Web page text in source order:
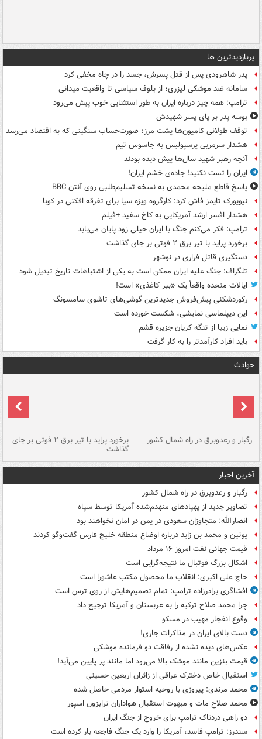
پربازدیدترین ها
پدر شاهرودی پس از قتل پسرش، جسد را در چاه مخفی کرد
سامانه ضد موشکی لیزری؛ از بلوف سیاسی تا واقعیت میدانی
ترامپ: همه چیز درباره ایران به طور استثنایی خوب پیش می‌رود
بوسه‌ پدر بر پای پسر شهیدش
توقف طولانی کامیون‌ها پشت مرز؛ صورت‌حساب سنگینی که به اقتصاد می‌رسد
هشدار سرمربی پرسپولیس به جاسوس تیم
آنچه رهبر شهید سال‌ها پیش دیده بودند
ایران را تست نکنید! جاده‌ی خشم ایران!
پاسخ قاطع ملیحه محمدی به نسخه تسلیم‌طلبی روی آنتن BBC
نیویورک تایمز فاش کرد: کارگروه ویژه سیا برای تفرقه افکنی در کوبا
هشدار افسر ارشد آمریکایی به کاخ سفید +فیلم
ترامپ: فکر می‌کنم جنگ با ایران خیلی زود پایان می‌یابد
برخورد پراید با تیر برق ۲ فوتی بر جای گذاشت
دستگیری قاتل فراری در نوشهر
تلگراف: جنگ علیه ایران ممکن است به یکی از اشتباهات تاریخ تبدیل شود
ایالات متحده واقعاً یک «ببر کاغذی» است!
رکوردشکنی پیش‌فروش جدیدترین گوشی‌های تاشوی سامسونگ
این دیپلماسی نمایشی، شکست خورده است
نمایی زیبا از تنگه کریان جزیره قشم
باید افراد کارآمدتر را به کار گرفت
حوادث
رگبار و رعدوبرق در راه شمال کشور برخورد پراید با تیر برق ۲ فوتی بر جای
گذاشت
آخرین اخبار
رگبار و رعدوبرق در راه شمال کشور
تصاویر جدید از پهپادهای منهدم‌شده آمریکا توسط سپاه
انصارالله: متجاوزان سعودی در یمن در امان نخواهند بود
پوتین و محمد بن زاید درباره اوضاع منطقه خلیج فارس گفت‌وگو کردند
قیمت جهانی نفت امروز ۱۶ مرداد
اشکال بزرگ فوتبال ما نتیجه‌گرایی است
حاج علی اکبری: انقلاب ما محصول مکتب عاشورا است
افشاگری برادرزاده ترامپ: تمام تصمیم‌هایش از روی ترس است
چرا محمد صلاح ترکیه را به عربستان و آمریکا ترجیح داد
وقوع انفجار مهیب در مسکو
دست بالای ایران در مذاکرات جاری!
عکس‌های دیده نشده از رفاقت دو فرمانده‌ موشکی
قیمت بنزین مانند موشک بالا می‌رود اما مانند پر پایین می‌آید!
استقبال خاص دخترک عراقی از زائران اربعین حسینی
محمد مرندی: پیروزی با روحیه استوار مردمی حاصل شده
محمد صلاح مات و مبهوت استقبال هواداران ترابزون اسپور
دو راهی دردناک ترامپ برای خروج از جنگ ایران
سندرز: ترامپ فاسد، آمریکا را وارد یک جنگ فاجعه بار کرده است